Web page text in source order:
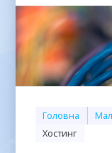
Головна
Хостинг